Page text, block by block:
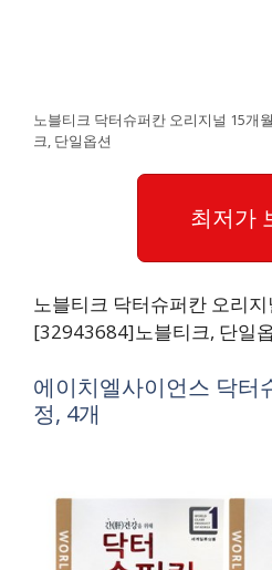
노블티크 닥터슈퍼칸 오리지널 15개
크, 단일옵션
최저가
노블티크 닥터슈퍼칸 오리
[32943684]노블티크, 단일
에이치엘사이언스 닥터
정, 4개